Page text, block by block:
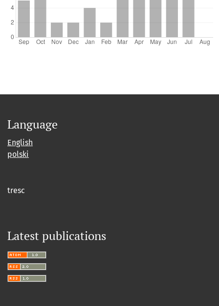
Language
English
polski
tresc
Latest publications